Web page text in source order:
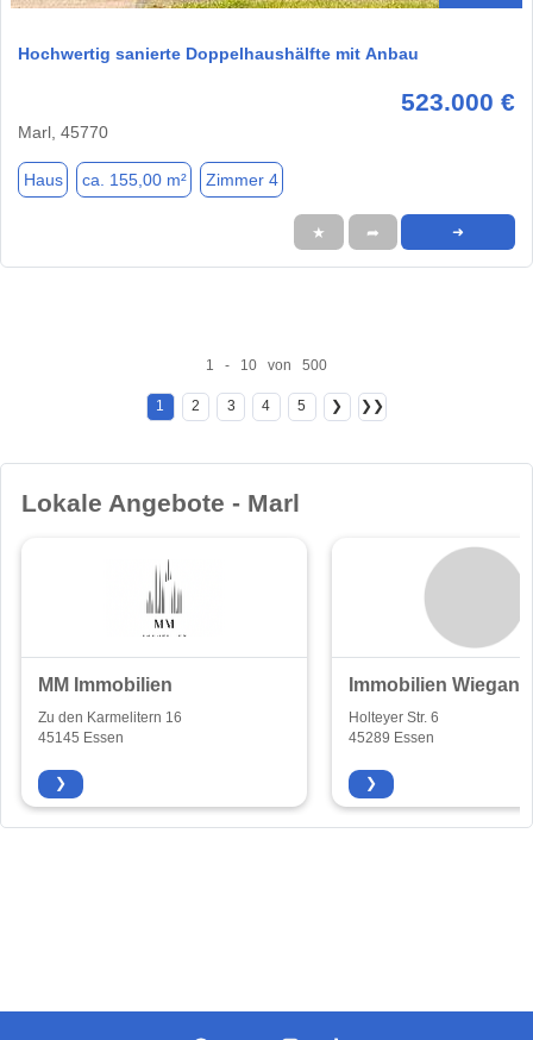
Hochwertig sanierte Doppelhaushälfte mit Anbau
523.000 €
Marl, 45770
Haus ca. 155,00 m² Zimmer 4
★ ➦ ➜
1 - 10 von 500
1 2 3 4 5 ❯ ❯❯
Lokale Angebote - Marl
MM Immobilien
Zu den Karmelitern 16
45145 Essen
❯
Immobilien Wiegand
Holteyer Str. 6
45289 Essen
❯